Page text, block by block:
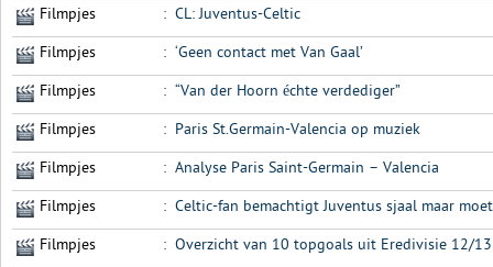
Filmpjes : CL: Juventus-Celtic
Filmpjes : ‘Geen contact met Van Gaal’
Filmpjes : “Van der Hoorn échte verdediger”
Filmpjes : Paris St.Germain-Valencia op muziek
Filmpjes : Analyse Paris Saint-Germain – Valencia
Filmpjes : Celtic-fan bemachtigt Juventus sjaal maar
Filmpjes : Overzicht van 10 topgoals uit Eredivisie 12/13